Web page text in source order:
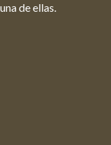
de ellas.